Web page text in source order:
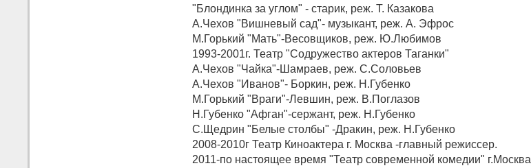
"Блондинка за углом" - старик, реж. Т. Казакова
А.Чехов "Вишневый сад"- музыкант, реж. А. Эфрос
М.Горький "Мать"-Весовщиков, реж. Ю.Любимов
1993-2001г. Театр "Содружество актеров Таганки"
А.Чехов "Чайка"-Шамраев, реж. С.Соловьев
А.Чехов "Иванов"- Боркин, реж. Н.Губенко
М.Горький "Враги"-Левшин, реж. В.Поглазов
Н.Губенко "Афган"-сержант, реж. Н.Губенко
С.Щедрин "Белые столбы" -Дракин, реж. Н.Губенко
2008-2010г Театр Киноактера г. Москва -главный режиссер.
2011-по настоящее время "Театр современной комедии" г.Москва